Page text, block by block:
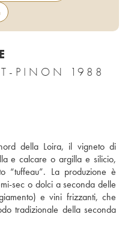
PINON 1988
della Loira, il vigneto di
e calcare o argilla e silicio,
“tuffeau”. La produzione è
sec o dolci a seconda delle
e vini frizzanti, che
tradizionale della seconda